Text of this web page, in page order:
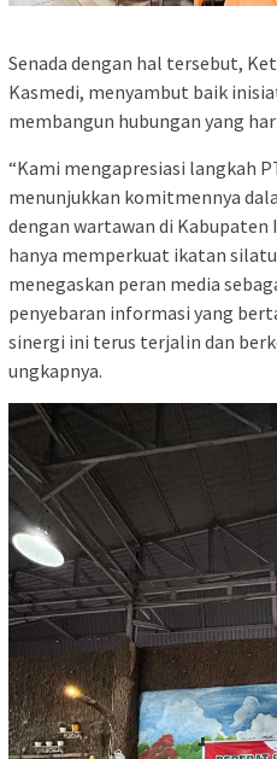
Senada dengan hal tersebut,
Kasmedi, menyambut baik
membangun hubungan yang
“Kami mengapresiasi langkah
menunjukkan komitmennya
dengan wartawan di
hanya memperkuat ikatan
menegaskan peran media
penyebaran informasi yang
sinergi ini terus terjalin dan
ungkapnya.